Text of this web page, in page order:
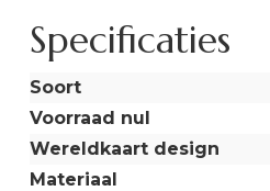
Specificaties
Soort
Voorraad nul
Wereldkaart design
Materiaal